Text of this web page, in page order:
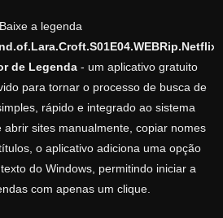
Baixe a legenda
de Legenda- um aplicativo gratuito
para tornar o processo de busca de
rápido e integrado ao sistema
abrir sites manualmente, copiar nomes
o aplicativo adiciona uma opção
do Windows, permitindo iniciar a
com apenas um clique.